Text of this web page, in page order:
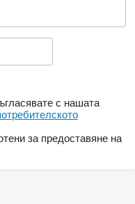
с нашата
за предоставяне на